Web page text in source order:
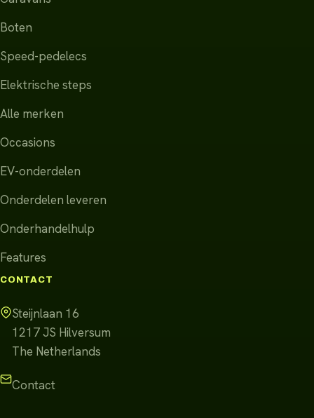
Boten
Speed-pedelecs
Elektrische steps
Alle merken
Occasions
EV-onderdelen
Onderdelen leveren
Onderhandelhulp
Features
CONTACT
Steijnlaan 16
1217 JS Hilversum
The Netherlands
Contact